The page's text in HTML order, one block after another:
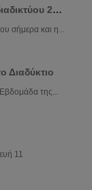
Διεθνής ημέρα ασφαλούς διαδικτύου 2023
σήμερα και η...
Διαδύκτιο
της...
11